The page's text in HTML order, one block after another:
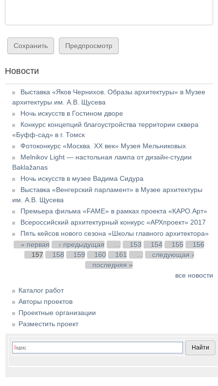
Новости
Выставка «Яков Чернихов. Образы архитектуры» в Музее
архитектуры им. А.В. Щусева
Ночь искусств в Гостином дворе
Конкурс концепций благоустройства территории сквера
«Буфф-сад» в г. Томск
Фотоконкурс «Москва. XX век» Музея Мельниковых
Melnikov Light — настольная лампа от дизайн-студии
Baklažanas
Ночь искусств в музее Вадима Сидура
Выставка «Венгерский парламент» в Музее архитектуры
им. А.В. Щусева
Премьера фильма «FAME» в рамках проекта «КАРО.Арт»
Всероссийский архитектурный конкурс «АРХпроект» 2017
Пять кейсов нового сезона «Школы главного архитектора»
Страницы
« первая ‹ предыдущая 153 154 155
156
157
158 159 160 161
следующая ›
последняя »
все новости
Каталог работ
Авторы проектов
Проектные организации
Разместить проект